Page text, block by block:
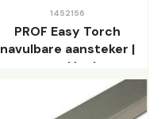
1452156
PROF Easy Torch
navulbare aansteker |
metal look